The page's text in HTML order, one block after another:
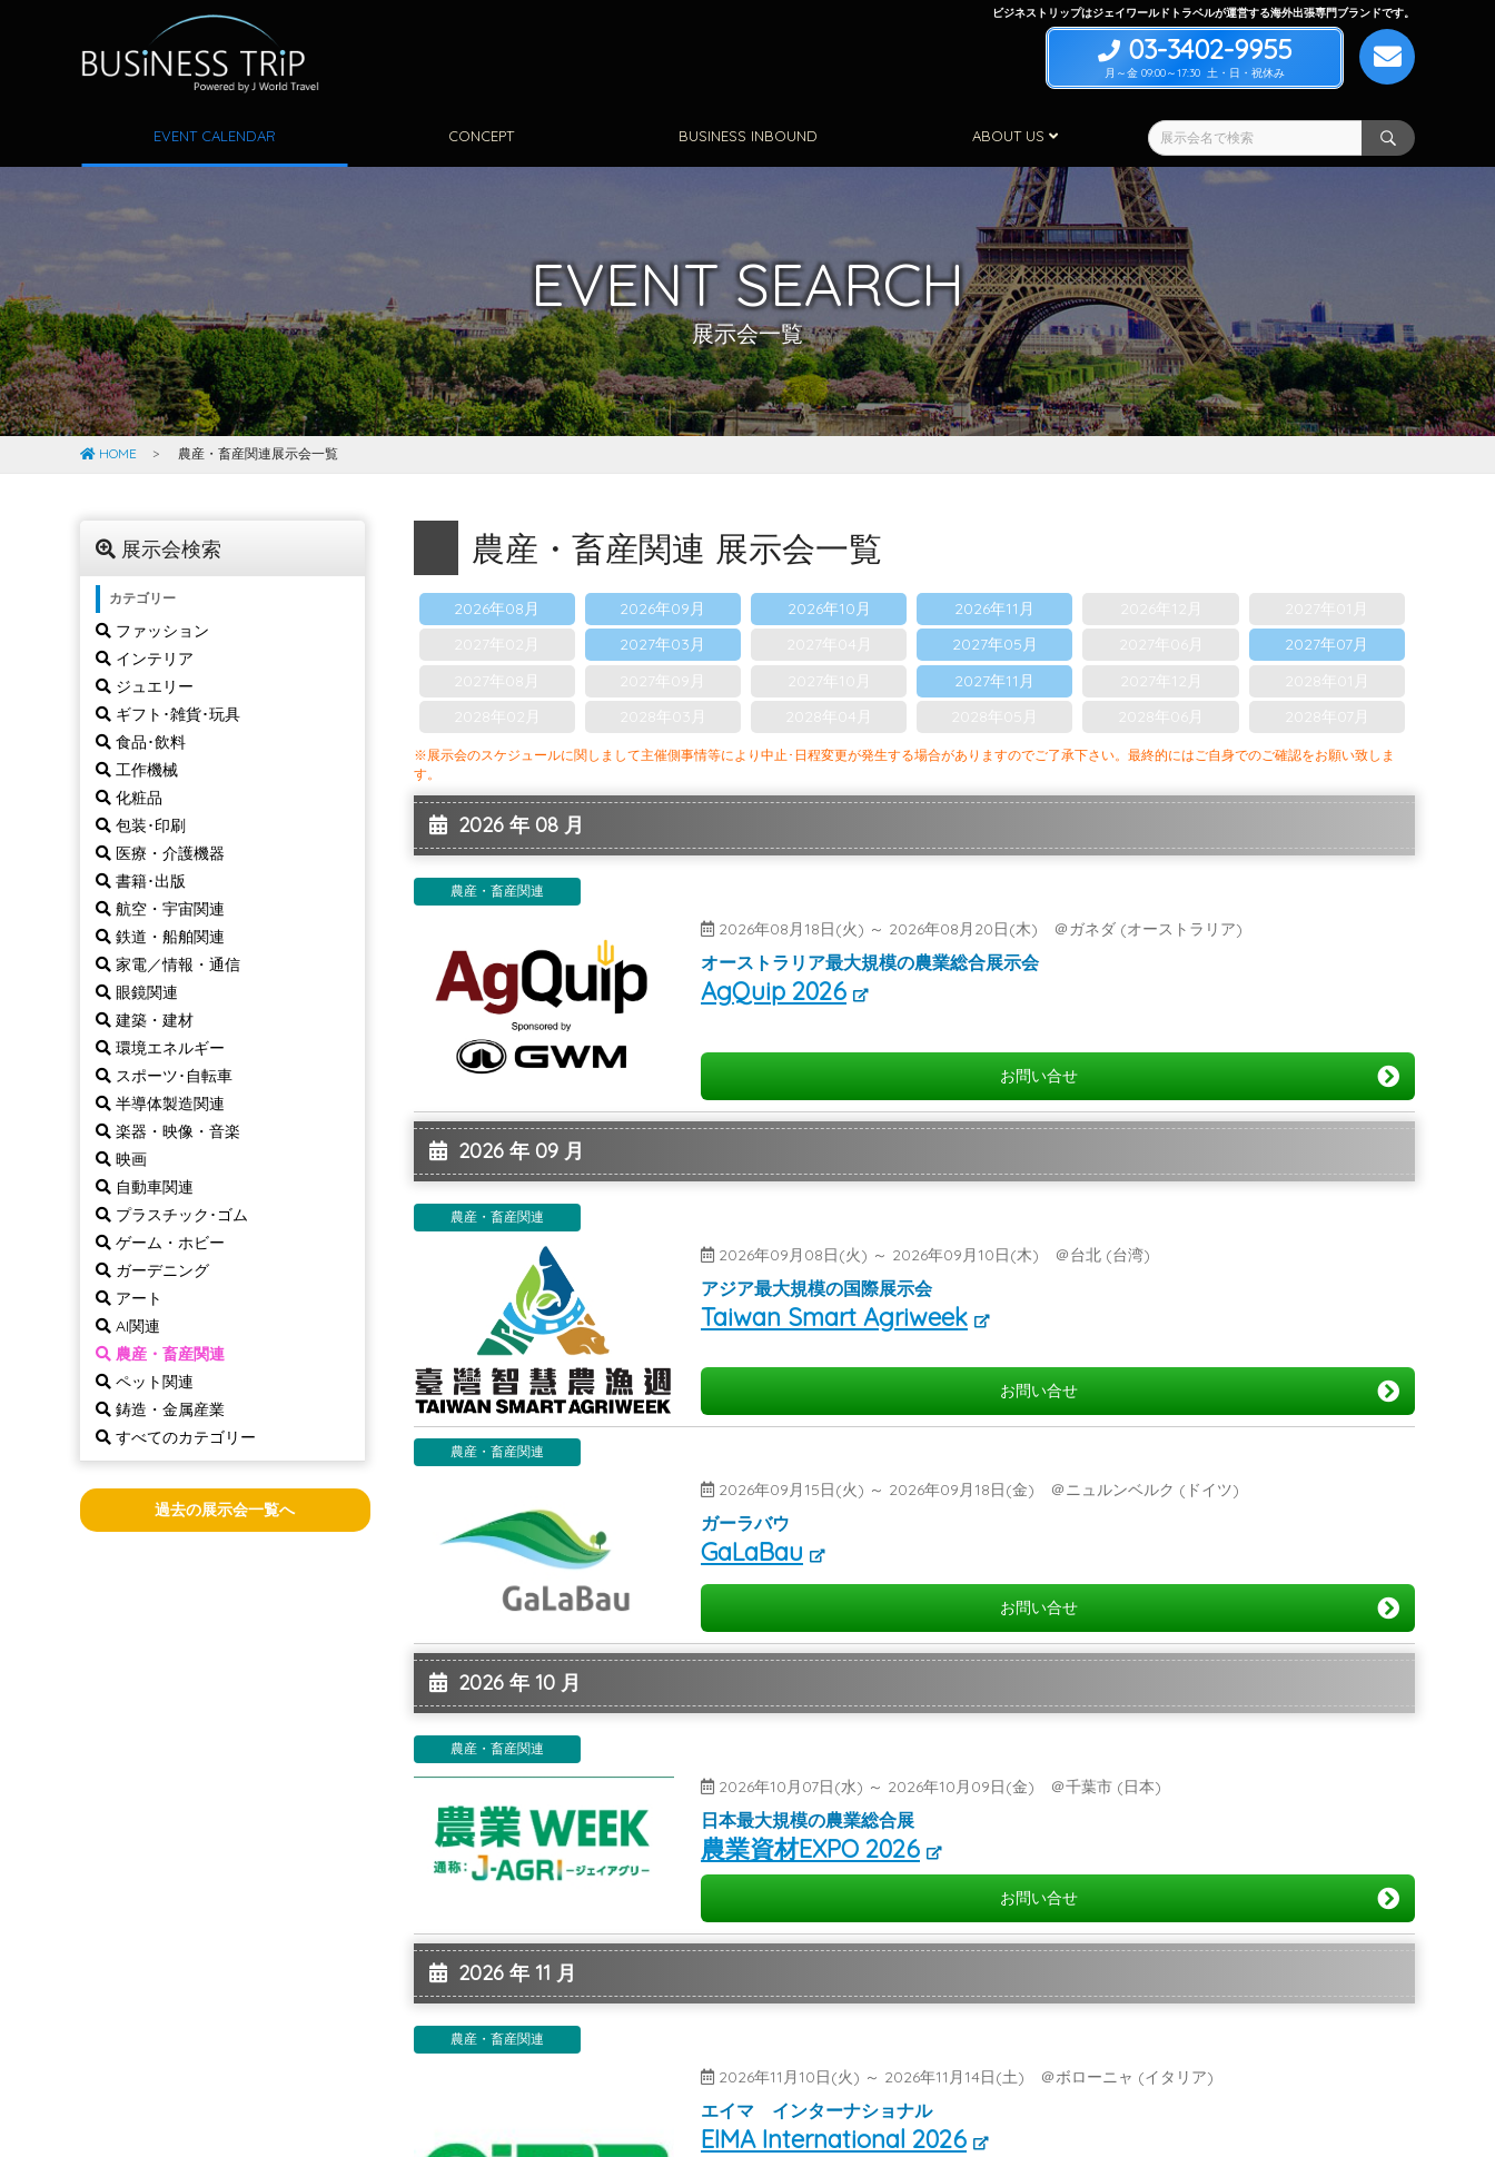
ビジネストリップはジェイワールドトラベルが運営する海外出張専門ブランドです。
03-3402-9955
月～金 09:00～17:30 土・日・祝休み
EVENT CALENDAR CONCEPT BUSINESS INBOUND ABOUT US
EVENT SEARCH
展示会一覧
HOME 農産・畜産関連展示会一覧
展示会検索
カテゴリー
ファッション
インテリア
ジュエリー
ギフト･雑貨･玩具
食品･飲料
工作機械
化粧品
包装･印刷
医療・介護機器
書籍･出版
航空・宇宙関連
鉄道・船舶関連
家電／情報・通信
眼鏡関連
建築・建材
環境エネルギー
スポーツ･自転車
半導体製造関連
楽器・映像・音楽
映画
自動車関連
プラスチック･ゴム
ゲーム・ホビー
ガーデニング
アート
AI関連
農産・畜産関連
ペット関連
鋳造・金属産業
すべてのカテゴリー
過去の展示会一覧へ
農産・畜産関連 展示会一覧
2026年08月 2026年09月 2026年10月 2026年11月 2026年12月
2027年01月
2027年02月
2027年03月 2027年04月 2027年05月 2027年06月
2027年07月
2027年08月
2027年09月 2027年10月 2027年11月 2027年12月
2028年01月
2028年02月
2028年03月 2028年04月 2028年05月 2028年06月 2028年07月
※展示会のスケジュールに関しまして主催側事情等により中止･日程変更が発生する場合がありますのでご了承下さい。最終的にはご自身でのご確認をお願い致しま
す。
2026 年 08 月
農産・畜産関連
2026年08月18日(火) ～ 2026年08月20日(木) ＠ガネダ (オーストラリア)
オーストラリア最大規模の農業総合展示会
AgQuip 2026
お問い合せ
2026 年 09 月
農産・畜産関連
2026年09月08日(火) ～ 2026年09月10日(木) ＠台北 (台湾)
アジア最大規模の国際展示会
Taiwan Smart Agriweek
お問い合せ
農産・畜産関連
2026年09月15日(火) ～ 2026年09月18日(金) ＠ニュルンベルク (ドイツ)
ガーラバウ
GaLaBau
お問い合せ
2026 年 10 月
農産・畜産関連
2026年10月07日(水) ～ 2026年10月09日(金) ＠千葉市 (日本)
日本最大規模の農業総合展
農業資材EXPO 2026
お問い合せ
2026 年 11 月
農産・畜産関連
2026年11月10日(火) ～ 2026年11月14日(土) ＠ボローニャ (イタリア)
エイマ インターナショナル
EIMA International 2026